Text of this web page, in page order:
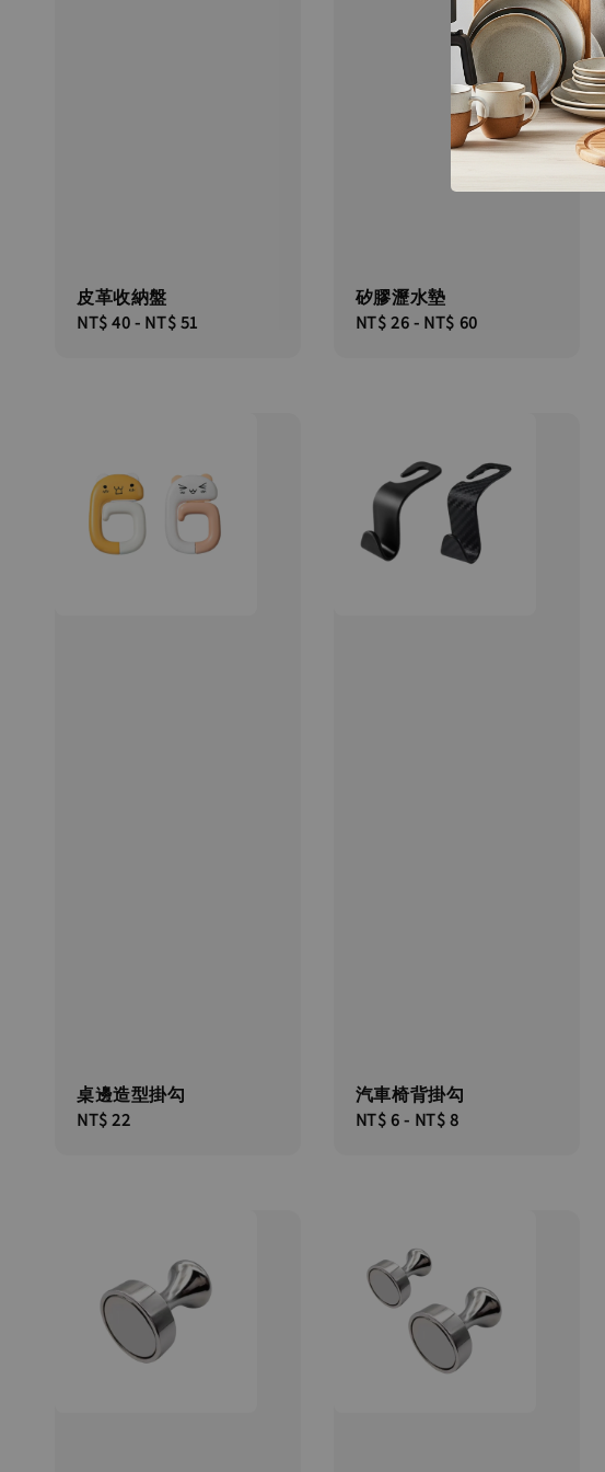
皮革收納盤
Regular
NT$ 40- NT$ 51
矽膠瀝水墊
Regular
NT$ 26- NT$ 60
桌邊造型掛勾
Regular
NT$ 22
汽車椅背掛勾
Regular
NT$ 6- NT$ 8